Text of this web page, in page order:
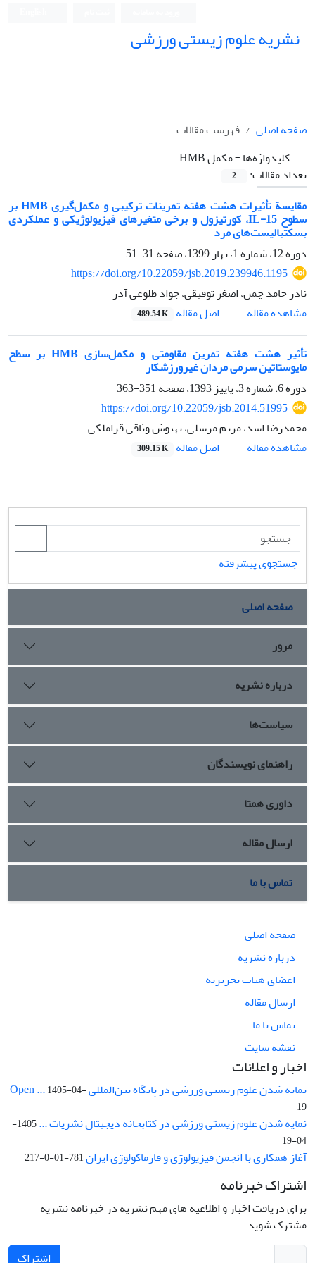
نشریه علوم زیستی ورزشی
صفحه اصلی
فهرست مقالات
کلیدواژه‌ها =مکمل HMB
تعداد مقالات:
2
مقایسة تأثیرات هشت هفته تمرینات ترکیبی و مکمل‌گیری HMB بر
سطوح IL-15، کورتیزول و برخی متغیرهای فیزیولوژیکی و عملکردی
بسکتبالیست‌های مرد
دوره 12، شماره 1، بهار 1399، صفحه
31-51
https://doi.org/10.22059/jsb.2019.239946.1195
نادر حامد چمن، اصغر توفیقی، جواد طلوعی آذر
مشاهده مقاله
اصل مقاله 489.54 K
تأثیر هشت هفته تمرین مقاومتی و مکمل‌سازی HMB بر سطح
مایوستاتین سرمی مردان غیرورزشکار
دوره 6، شماره 3، پاییز 1393، صفحه
351-363
https://doi.org/10.22059/jsb.2014.51995
محمدرضا اسد، مریم مرسلی، بهنوش وثاقی قراملکی
مشاهده مقاله
اصل مقاله 309.15 K
جستجوی پیشرفته
صفحه اصلی
مرور
درباره نشریه
سیاست‌ها
راهنمای نویسندگان
داوری همتا
ارسال مقاله
تماس با ما
صفحه اصلی
درباره نشریه
اعضای هیات تحریریه
ارسال مقاله
تماس با ما
نقشه سایت
اخبار و اعلانات
نمایه شدن علوم زیستی ورزشی در پایگاه بین‌المللی Open ...1405-04-
19
نمایه شدن علوم زیستی ورزشی در کتابخانه دیجیتال نشریات ...
1405-
04-19
آغاز همکاری با انجمن فیزیولوژی و فارماکولوژی ایران781-01-0-217
اشتراک خبرنامه
برای دریافت اخبار و اطلاعیه های مهم نشریه در خبرنامه نشریه
مشترک شوید.
اشتراک